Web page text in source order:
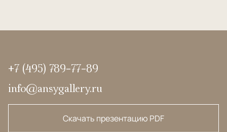
+7 (495) 789-77-89
info@ansygallery.ru
Скачать презентацию PDF